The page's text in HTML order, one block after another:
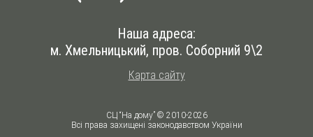
Наша адреса:
м. Хмельницький, пров. Соборний 9\2
Карта сайту
СЦ “На дому” © 2010-2026
Всі права захищені законодавством України